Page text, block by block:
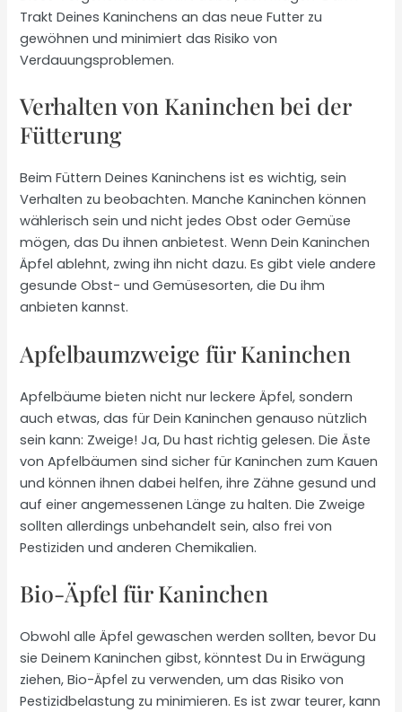
Trakt Deines Kaninchens an das neue Futter zu
gewöhnen und minimiert das Risiko von
Verdauungsproblemen.
Verhalten von Kaninchen bei der
Fütterung
Beim Füttern Deines Kaninchens ist es wichtig, sein
Verhalten zu beobachten. Manche Kaninchen können
wählerisch sein und nicht jedes Obst oder Gemüse
mögen, das Du ihnen anbietest. Wenn Dein Kaninchen
Äpfel ablehnt, zwing ihn nicht dazu. Es gibt viele andere
gesunde Obst- und Gemüsesorten, die Du ihm
anbieten kannst.
Apfelbaumzweige für Kaninchen
Apfelbäume bieten nicht nur leckere Äpfel, sondern
auch etwas, das für Dein Kaninchen genauso nützlich
sein kann: Zweige! Ja, Du hast richtig gelesen. Die Äste
von Apfelbäumen sind sicher für Kaninchen zum Kauen
und können ihnen dabei helfen, ihre Zähne gesund und
auf einer angemessenen Länge zu halten. Die Zweige
sollten allerdings unbehandelt sein, also frei von
Pestiziden und anderen Chemikalien.
Bio-Äpfel für Kaninchen
Obwohl alle Äpfel gewaschen werden sollten, bevor Du
sie Deinem Kaninchen gibst, könntest Du in Erwägung
ziehen, Bio-Äpfel zu verwenden, um das Risiko von
Pestizidbelastung zu minimieren. Es ist zwar teurer, kann